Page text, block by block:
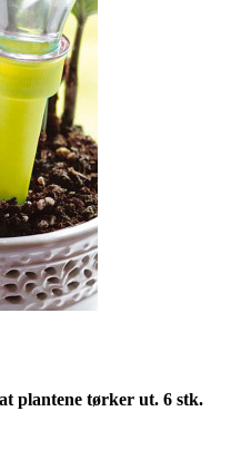
plantene tørker ut. 6 stk.